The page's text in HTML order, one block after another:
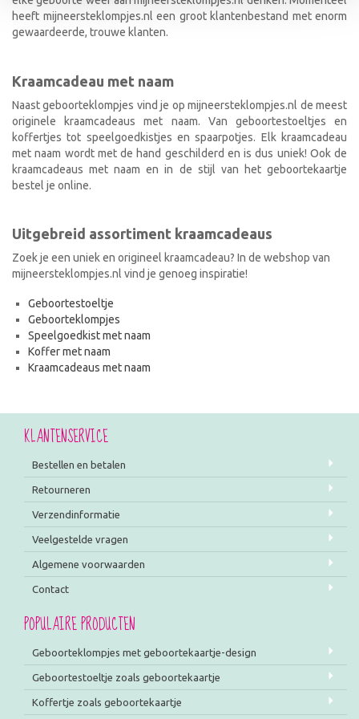
heeft mijneersteklompjes.nl een groot klantenbestand met enorm
gewaardeerde, trouwe klanten.
Kraamcadeau met naam
Naast geboorteklompjes vind je op mijneersteklompjes.nl de meest
originele kraamcadeaus met naam. Van geboortestoeltjes en
koffertjes tot speelgoedkistjes en spaarpotjes. Elk kraamcadeau
met naam wordt met de hand geschilderd en is dus uniek! Ook de
kraamcadeaus met naam en in de stijl van het geboortekaartje
bestel je online.
Uitgebreid assortiment kraamcadeaus
Zoek je een uniek en origineel kraamcadeau? In de webshop van
mijneersteklompjes.nl vind je genoeg inspiratie!
Geboortestoeltje
Geboorteklompjes
Speelgoedkist met naam
Koffer met naam
Kraamcadeaus met naam
KLANTENSERVICE
Bestellen en betalen
Retourneren
Verzendinformatie
Veelgestelde vragen
Algemene voorwaarden
Contact
POPULAIRE PRODUCTEN
Geboorteklompjes met geboortekaartje-design
Geboortestoeltje zoals geboortekaartje
Koffertje zoals geboortekaartje